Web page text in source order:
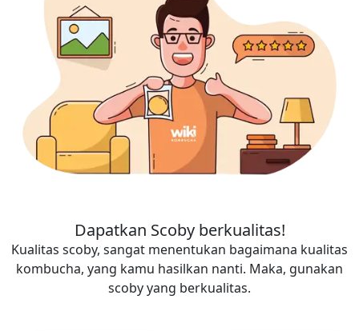
Dapatkan Scoby berkualitas!
Kualitas scoby, sangat menentukan bagaimana kualitas
kombucha, yang kamu hasilkan nanti. Maka, gunakan
scoby yang berkualitas.